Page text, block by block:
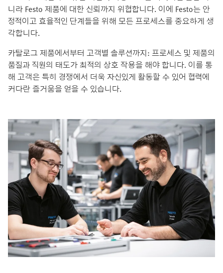
니라 Festo 제품에 대한 신뢰까지 위협합니다. 이에 Festo는 안
정적이고 효율적인 단계들을 위해 모든 프로세스를 중요하게 생
각합니다.
카탈로그 제품에서부터 고객별 솔루션까지: 프로세스 및 제품의
품질과 직원의 태도가 최적의 상호 작용을 해야 합니다. 이를 통
해 고객은 특히 경쟁에서 더욱 자신있게 활동할 수 있어 협력에
커다란 즐거움을 얻을 수 있습니다.